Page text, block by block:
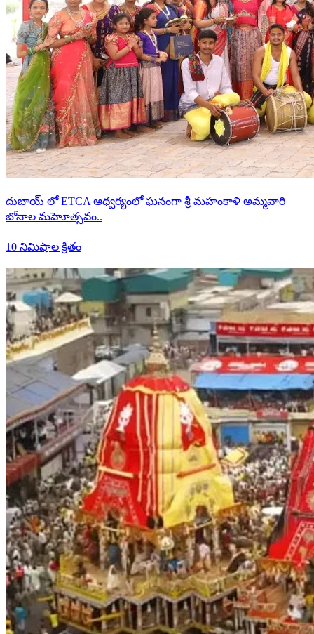
దుబాయ్ లో ETCA ఆధ్వర్యంలో ఘనంగా శ్రీ మహంకాళి అమ్మవారి
బోనాల మహెూత్సవం..
10 నిమిషాల క్రితం